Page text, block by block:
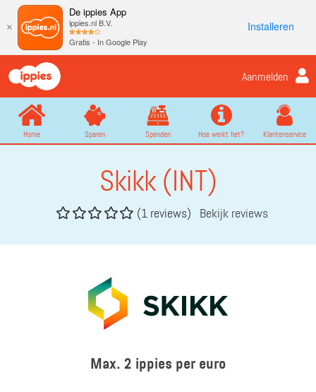
×
De ippies App
ippies.nl B.V.
Gratis - In Google Play
Installeren
Aanmelden
Home Sparen Spenden Hoe werkt het? Klantenservice
Skikk (INT)
(1 reviews) Bekijk reviews
Max. 2 ippies per euro